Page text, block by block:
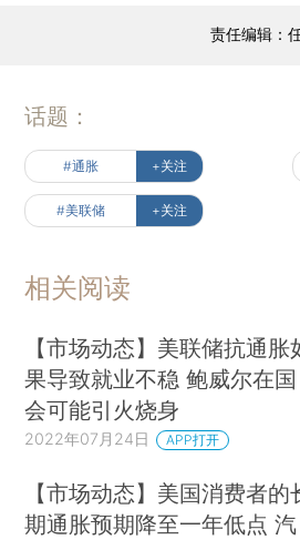
责任编辑：
话题：
#通胀 +关注
#美联储 +关注
相关阅读
【市场动态】美联储抗通胀
果导致就业不稳 鲍威尔在国
会可能引火烧身
2022年07月24日 APP打开
【市场动态】美国消费者的
期通胀预期降至一年低点 汽